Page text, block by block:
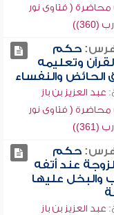
( فتاوى نور
حكم
وتعليمه
والنفساء
عبد العزيز بن باز
( فتاوى نور
حكم
عند أتفه
والبخل عليها
عبد العزيز بن باز